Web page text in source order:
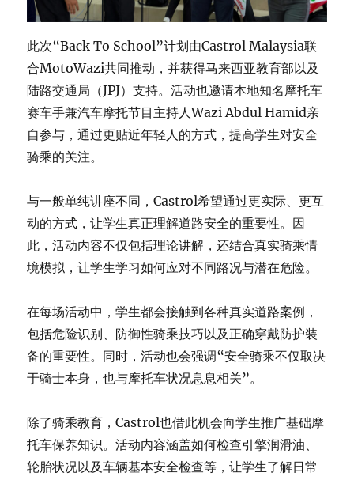
此次“Back To School”计划由Castrol Malaysia联
合MotoWazi共同推动，并获得马来西亚教育部以及
陆路交通局（JPJ）支持。活动也邀请本地知名摩托车
赛车手兼汽车摩托节目主持人Wazi Abdul Hamid亲
自参与，通过更贴近年轻人的方式，提高学生对安全
骑乘的关注。
与一般单纯讲座不同，Castrol希望通过更实际、更互
动的方式，让学生真正理解道路安全的重要性。因
此，活动内容不仅包括理论讲解，还结合真实骑乘情
境模拟，让学生学习如何应对不同路况与潜在危险。
在每场活动中，学生都会接触到各种真实道路案例，
包括危险识别、防御性骑乘技巧以及正确穿戴防护装
备的重要性。同时，活动也会强调“安全骑乘不仅取决
于骑士本身，也与摩托车状况息息相关”。
除了骑乘教育，Castrol也借此机会向学生推广基础摩
托车保养知识。活动内容涵盖如何检查引擎润滑油、
轮胎状况以及车辆基本安全检查等，让学生了解日常